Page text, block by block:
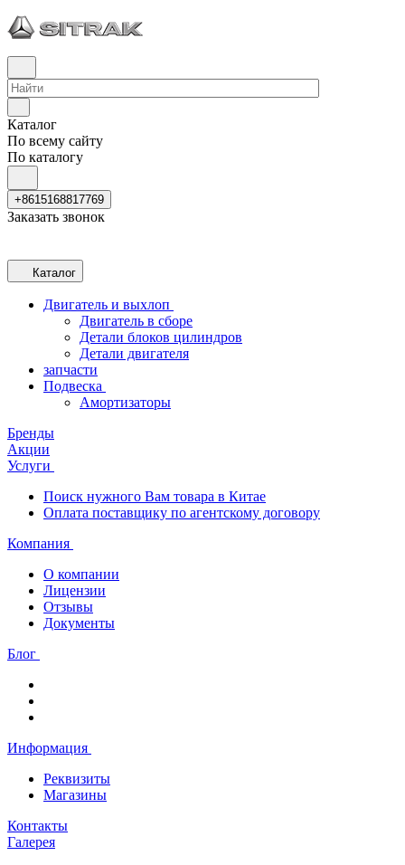
Каталог
По всему сайту
По каталогу
+8615168817769
Заказать звонок
Каталог
Двигатель и выхлоп
Двигатель в сборе
Детали блоков цилиндров
Детали двигателя
запчасти
Подвеска
Амортизаторы
Бренды
Акции
Услуги
Поиск нужного Вам товара в Китае
Оплата поставщику по агентскому договору
Компания
О компании
Лицензии
Отзывы
Документы
Блог
Информация
Реквизиты
Магазины
Контакты
Галерея